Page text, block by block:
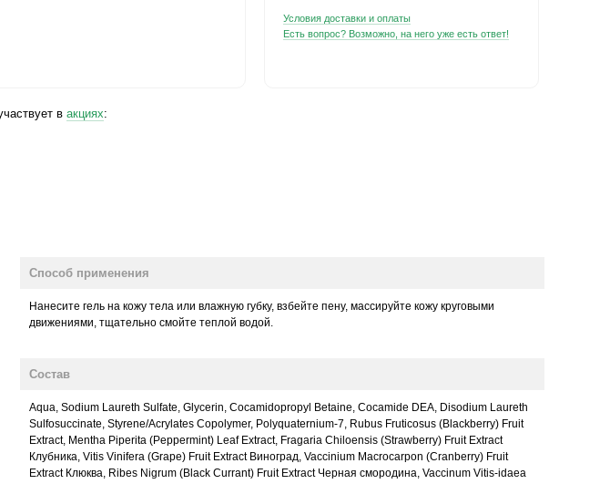
Условия доставки и оплаты
Есть вопрос? Возможно, на него уже есть ответ!
в акциях:
Способ применения
Нанесите гель на кожу тела или влажную губку, взбейте пену, массируйте кожу круговыми
движениями, тщательно смойте теплой водой.
Состав
Aqua, Sodium Laureth Sulfatе, Glycerin, Cocamidopropyl Betaine, Cocamide DEA, Disodium Laureth
Sulfosuccinate, Styrene/Acrylates Copolymer, Polyquaternium-7, Rubus Fruticosus (Blackberry) Fruit
Extract, Mentha Piperita (Peppermint) Leaf Extract, Fragaria Chiloensis (Strawberry) Fruit Extract
Клубника, Vitis Vinifera (Grape) Fruit Extract Виноград, Vaccinium Macrocarpon (Cranberry) Fruit
Extract Клюква, Ribes Nigrum (Black Currant) Fruit Extract Черная смородина, Vaccinum Vitis-idaea